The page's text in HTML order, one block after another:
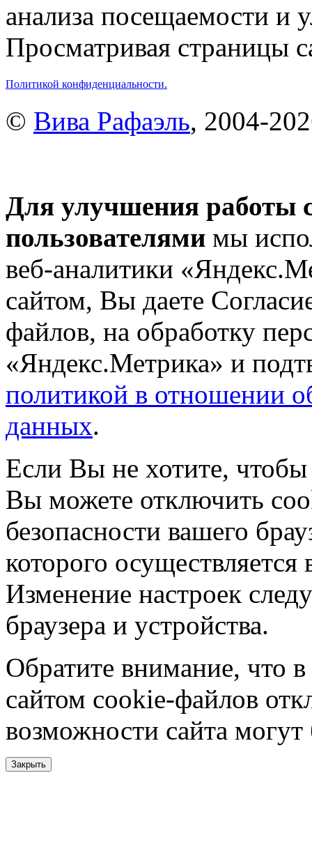
анализа посещаемости и
Просматривая страницы
Политикой конфиденциальности.
© Вива Рафаэль, 2004-
Для улучшения работы
пользователями мы
веб-аналитики
сайтом, Вы даете
файлов, на обработку
«Яндекс.Метрика» и
политикой в отношении
данных.
Если Вы не хотите,
Вы можете отключить
безопасности вашего
которого
Изменение настроек
браузера и устройства.
Обратите внимание, что в
сайтом cookie-файлов
возможности сайта
Закрыть